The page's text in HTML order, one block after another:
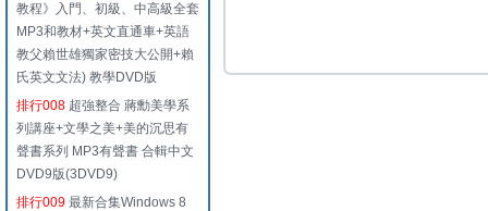
教程》入門、初級、中高級全套
MP3和教材+英文直通車+英語
教父賴世雄獨家密技大公開+賴
氏英文文法) 教學DVD版
排行008 超強整合 蔣勳美學系
列講座+文學之美+美的沉思有
聲書系列 MP3有聲書 合輯中文
DVD9版(3DVD9)
排行009 最新合集Windows 8